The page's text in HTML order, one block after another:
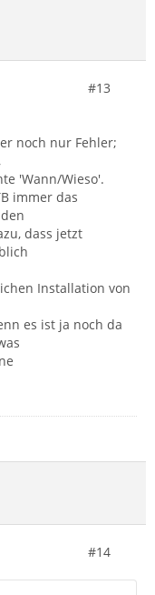
#13
noch nur Fehler;
'Wann/Wieso'.
immer das
dass jetzt
Installation von
es ist ja noch da
#14